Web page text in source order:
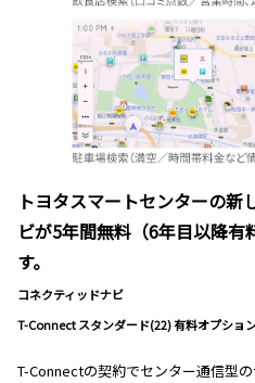
トヨタスマートセンターの
ビが5年間無料（6年目以降有
す。
コネクティッドナビ
T-Connect スタンダード(22) 有料オプショ
T-Connectの契約でセンター通信型